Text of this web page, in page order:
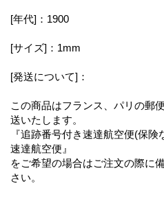
[年代]：1900
[サイズ]：1mm
[発送について]：
この商品はフランス、パリの郵
送いたします。
『追跡番号付き速達航空便(保
速達航空便』
をご希望の場合はご注文の際に
さい。